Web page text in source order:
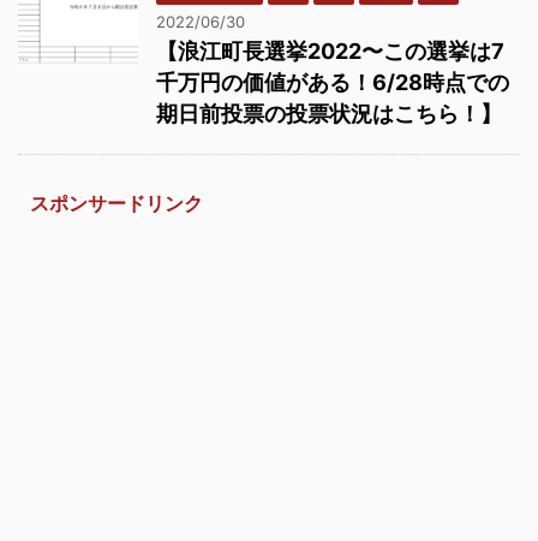
2022/06/30
【浪江町長選挙2022〜この選挙は7
千万円の価値がある！6/28時点での
期日前投票の投票状況はこちら！】
スポンサードリンク